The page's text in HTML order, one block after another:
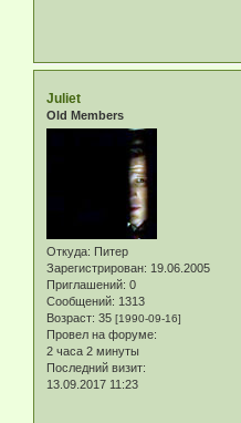
Juliet
Old Members
Откуда: Питер
Зарегистрирован: 19.06.2005
Приглашений: 0
Сообщений: 1313
Возраст: 35 [1990-09-16]
Провел на форуме:
2 часа 2 минуты
Последний визит:
13.09.2017 11:23